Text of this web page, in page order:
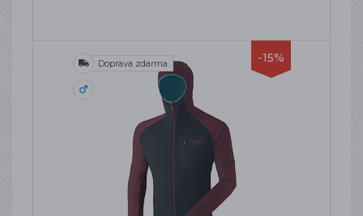
-15%
Doprava zdarma